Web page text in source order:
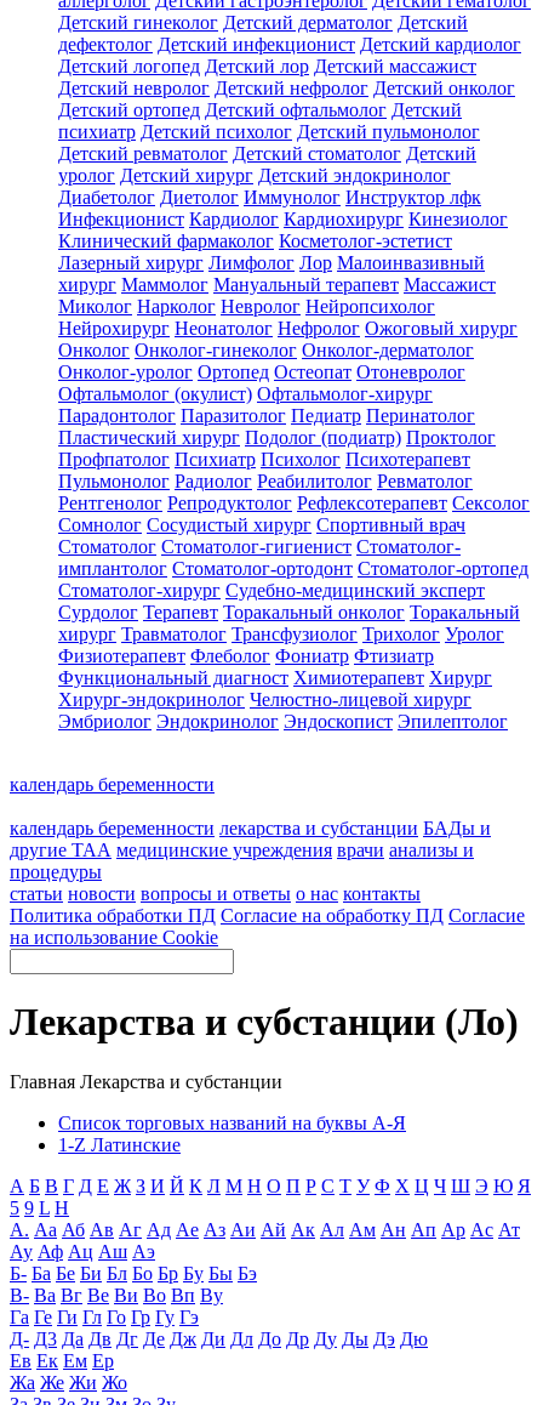
Детский гинеколог Детский дерматолог Детский
дефектолог Детский инфекционист Детский кардиолог
Детский логопед Детский лор Детский массажист
Детский невролог Детский нефролог Детский онколог
Детский ортопед Детский офтальмолог Детский
психиатр Детский психолог Детский пульмонолог
Детский ревматолог Детский стоматолог Детский
уролог Детский хирург Детский эндокринолог
Диабетолог Диетолог Иммунолог Инструктор лфк
Инфекционист Кардиолог Кардиохирург Кинезиолог
Клинический фармаколог Косметолог-эстетист
Лазерный хирург Лимфолог Лор Малоинвазивный
хирург Маммолог Мануальный терапевт Массажист
Миколог Нарколог Невролог Нейропсихолог
Нейрохирург Неонатолог Нефролог Ожоговый хирург
Онколог Онколог-гинеколог Онколог-дерматолог
Онколог-уролог Ортопед Остеопат Отоневролог
Офтальмолог (окулист) Офтальмолог-хирург
Парадонтолог Паразитолог Педиатр Перинатолог
Пластический хирург Подолог (подиатр) Проктолог
Профпатолог Психиатр Психолог Психотерапевт
Пульмонолог Радиолог Реабилитолог Ревматолог
Рентгенолог Репродуктолог Рефлексотерапевт Сексолог
Сомнолог Сосудистый хирург Спортивный врач
Стоматолог Стоматолог-гигиенист Стоматолог-
имплантолог Стоматолог-ортодонт Стоматолог-ортопед
Стоматолог-хирург Судебно-медицинский эксперт
Сурдолог Терапевт Торакальный онколог Торакальный
хирург Травматолог Трансфузиолог Трихолог Уролог
Физиотерапевт Флеболог Фониатр Фтизиатр
Функциональный диагност Химиотерапевт Хирург
Хирург-эндокринолог Челюстно-лицевой хирург
Эмбриолог Эндокринолог Эндоскопист Эпилептолог
календарь беременности
календарь беременности лекарства и субстанции БАДы и
другие ТАА медицинские учреждения врачи анализы и
процедуры
статьи новости вопросы и ответы о нас контакты
Политика обработки ПД Согласие на обработку ПД Согласие
на использование Cookie
Лекарства и субстанции (Ло)
Главная Лекарства и субстанции
Список торговых названий на буквы А-Я
1-Z Латинские
А Б В Г Д Е Ж З И Й К Л М Н О П Р С Т У Ф Х Ц Ч Ш Э Ю Я
5 9 L H
А. Аа Аб Ав Аг Ад Ае Аз Аи Ай Ак Ал Ам Ан Ап Ар Ас Ат
Ау Аф Ац Аш Аэ
Б- Ба Бе Би Бл Бо Бр Бу Бы Бэ
В- Ва Вг Ве Ви Во Вп Ву
Га Ге Ги Гл Го Гр Гу Гэ
Д- Д3 Да Дв Дг Де Дж Ди Дл До Др Ду Ды Дэ Дю
Ев Ек Ем Ер
Жа Же Жи Жо